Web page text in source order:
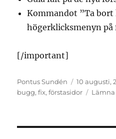
Kommandot ”Ta
högerklicksmenyn på
[/important]
Författare
Pontus Sundén Postat
10 augusti,
bugg,fix,förstasidor